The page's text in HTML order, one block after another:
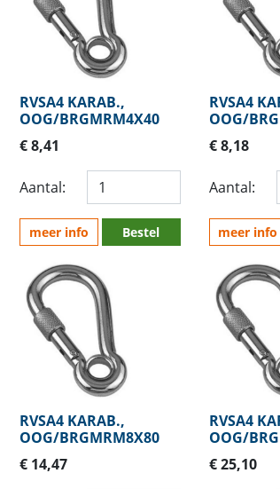
RVSA4 KARAB.,
OOG/BRGMRM4X40
€ 8,41
Aantal:
meer info Bestel
RVSA4
OOG/
€ 8,18
Aantal:
meer info
RVSA4 KARAB.,
OOG/BRGMRM8X80
€ 14,47
RVSA4
OOG/
€ 25,10